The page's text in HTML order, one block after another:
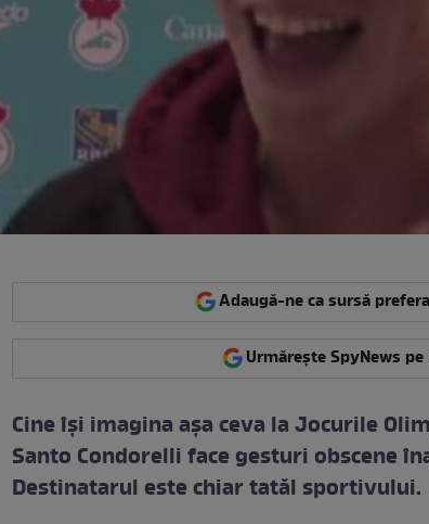
Adaugă-ne ca sursă
Urmărește SpyNews
Cine îşi imagina aşa ceva la Jocurile
Santo Condorelli face gesturi obscene
Destinatarul este chiar tatăl sportivului.